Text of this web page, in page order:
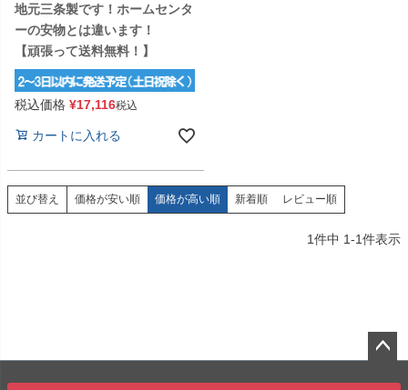
地元三条製です！ホームセンタ
ーの安物とは違います！
【頑張って送料無料！】
税込価格 ¥17,116税込
カートに入れる
並び替え 価格が安い順 価格が高い順 新着順 レビュー順
1件中 1-1件表示